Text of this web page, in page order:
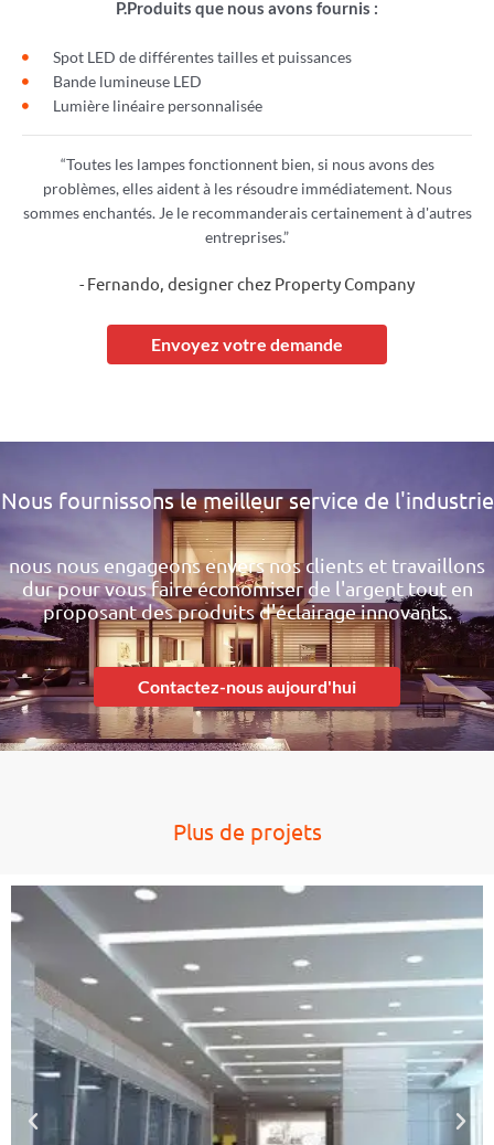
P.Produits que nous avons fournis :
Spot LED de différentes tailles et puissances
Bande lumineuse LED
Lumière linéaire personnalisée
“Toutes les lampes fonctionnent bien, si nous avons des
problèmes, elles aident à les résoudre immédiatement. Nous
sommes enchantés. Je le recommanderais certainement à d'autres
entreprises.”
- Fernando, designer chez Property Company
Envoyez votre demande
Nous fournissons le meilleur service de l'industrie
nous nous engageons envers nos clients et travaillons
dur pour vous faire économiser de l'argent tout en
proposant des produits d'éclairage innovants.
Contactez-nous aujourd'hui
Plus de projets